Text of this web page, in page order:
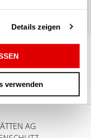
Details zeigen
verwenden
AG